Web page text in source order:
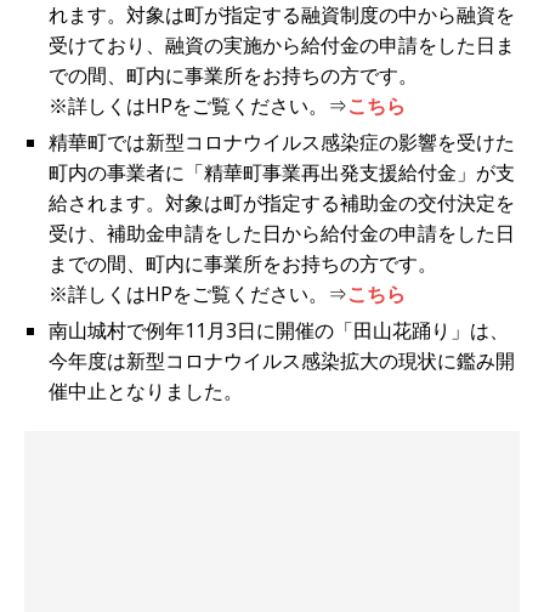
れます。対象は町が指定する融資制度の中から融資を
受けており、融資の実施から給付金の申請をした日ま
での間、町内に事業所をお持ちの方です。
※詳しくはHPをご覧ください。⇒こちら
精華町では新型コロナウイルス感染症の影響を受けた
町内の事業者に「精華町事業再出発支援給付金」が支
給されます。対象は町が指定する補助金の交付決定を
受け、補助金申請をした日から給付金の申請をした日
までの間、町内に事業所をお持ちの方です。
※詳しくはHPをご覧ください。⇒こちら
南山城村で例年11月3日に開催の「田山花踊り」は、
今年度は新型コロナウイルス感染拡大の現状に鑑み開
催中止となりました。